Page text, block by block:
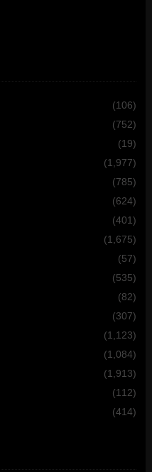
(106)
(752)
(19)
(1,977)
(785)
(624)
(401)
(1,675)
(57)
(535)
(82)
(307)
(1,123)
(1,084)
(1,913)
(112)
(414)